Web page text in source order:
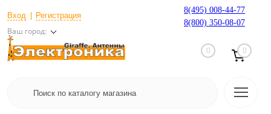
Вход Регистрация
Ваш город:
8(495) 008-44-77
8(800) 350-08-07
0 0